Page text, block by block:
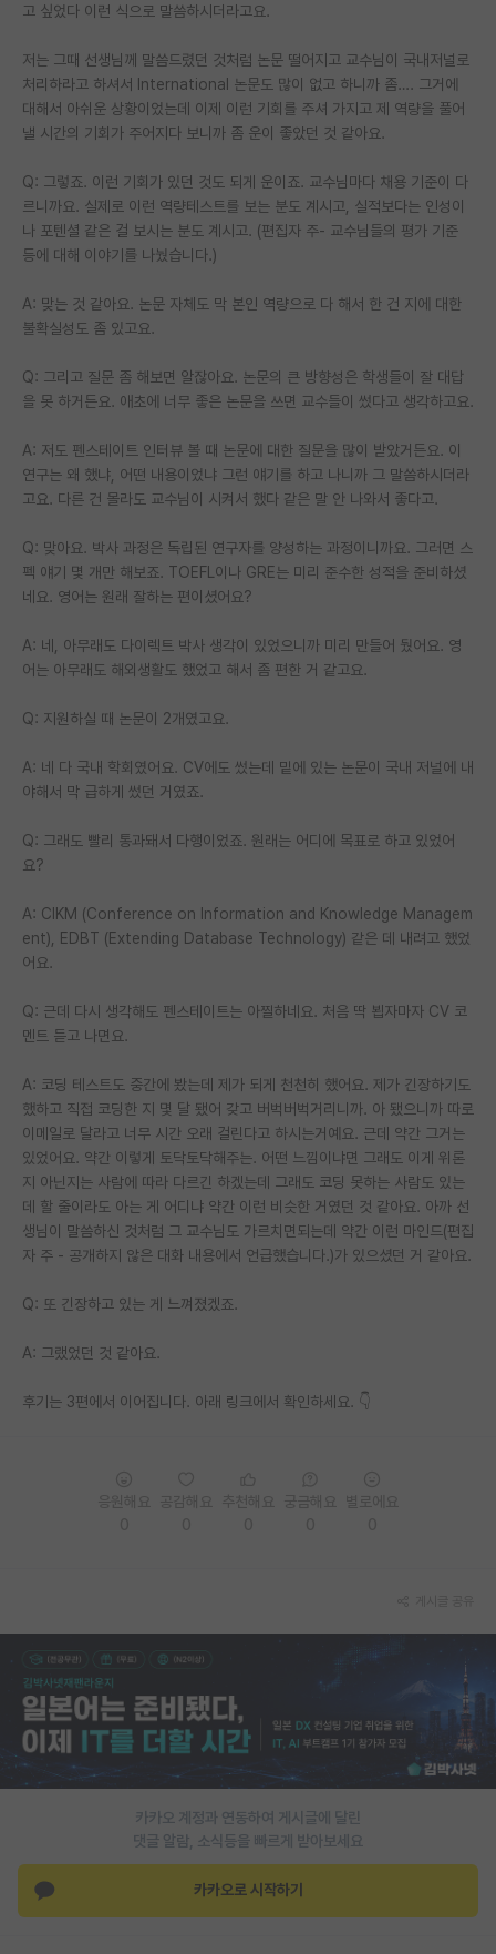
고 싶었다 이런 식으로 말씀하시더라고요.
저는 그때 선생님께 말씀드렸던 것처럼 논문 떨어지고 교수님이 국내저널로
처리하라고 하셔서 International 논문도 많이 없고 하니까 좀…. 그거에
대해서 아쉬운 상황이었는데 이제 이런 기회를 주셔 가지고 제 역량을 풀어
낼 시간의 기회가 주어지다 보니까 좀 운이 좋았던 것 같아요.
Q: 그렇죠. 이런 기회가 있던 것도 되게 운이죠. 교수님마다 채용 기준이 다
르니까요. 실제로 이런 역량테스트를 보는 분도 계시고, 실적보다는 인성이
나 포텐셜 같은 걸 보시는 분도 계시고. (편집자 주- 교수님들의 평가 기준
등에 대해 이야기를 나눴습니다.)
A: 맞는 것 같아요. 논문 자체도 막 본인 역량으로 다 해서 한 건 지에 대한
불확실성도 좀 있고요.
Q: 그리고 질문 좀 해보면 알잖아요. 논문의 큰 방향성은 학생들이 잘 대답
을 못 하거든요. 애초에 너무 좋은 논문을 쓰면 교수들이 썼다고 생각하고요.
A: 저도 펜스테이트 인터뷰 볼 때 논문에 대한 질문을 많이 받았거든요. 이
연구는 왜 했냐, 어떤 내용이었냐 그런 얘기를 하고 나니까 그 말씀하시더라
고요. 다른 건 몰라도 교수님이 시켜서 했다 같은 말 안 나와서 좋다고.
Q: 맞아요. 박사 과정은 독립된 연구자를 양성하는 과정이니까요. 그러면 스
펙 얘기 몇 개만 해보죠. TOEFL이나 GRE는 미리 준수한 성적을 준비하셨
네요. 영어는 원래 잘하는 편이셨어요?
A: 네, 아무래도 다이렉트 박사 생각이 있었으니까 미리 만들어 뒀어요. 영
어는 아무래도 해외생활도 했었고 해서 좀 편한 거 같고요.
Q: 지원하실 때 논문이 2개였고요.
A: 네 다 국내 학회였어요. CV에도 썼는데 밑에 있는 논문이 국내 저널에 내
야해서 막 급하게 썼던 거였죠.
Q: 그래도 빨리 통과돼서 다행이었죠. 원래는 어디에 목표로 하고 있었어
요?
A: CIKM (Conference on Information and Knowledge Managem
ent), EDBT (Extending Database Technology) 같은 데 내려고 했었
어요.
Q: 근데 다시 생각해도 펜스테이트는 아찔하네요. 처음 딱 뵙자마자 CV 코
멘트 듣고 나면요.
A: 코딩 테스트도 중간에 봤는데 제가 되게 천천히 했어요. 제가 긴장하기도
했하고 직접 코딩한 지 몇 달 됐어 갖고 버벅버벅거리니까. 아 됐으니까 따로
이메일로 달라고 너무 시간 오래 걸린다고 하시는거예요. 근데 약간 그거는
있었어요. 약간 이렇게 토닥토닥해주는. 어떤 느낌이냐면 그래도 이게 위론
지 아닌지는 사람에 따라 다르긴 하겠는데 그래도 코딩 못하는 사람도 있는
데 할 줄이라도 아는 게 어디냐 약간 이런 비슷한 거였던 것 같아요. 아까 선
생님이 말씀하신 것처럼 그 교수님도 가르치면되는데 약간 이런 마인드(편집
자 주 - 공개하지 않은 대화 내용에서 언급했습니다.)가 있으셨던 거 같아요.
Q: 또 긴장하고 있는 게 느껴졌겠죠.
A: 그랬었던 것 같아요.
후기는 3편에서 이어집니다. 아래 링크에서 확인하세요. 👇
카카오 계정과 연동하여 게시글에 달린
댓글 알람, 소식등을 빠르게 받아보세요
카카오로 시작하기